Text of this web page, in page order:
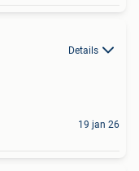
Details
19 jan 26